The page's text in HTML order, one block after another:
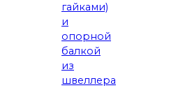
гайками)
и
опорной
балкой
из
швеллера